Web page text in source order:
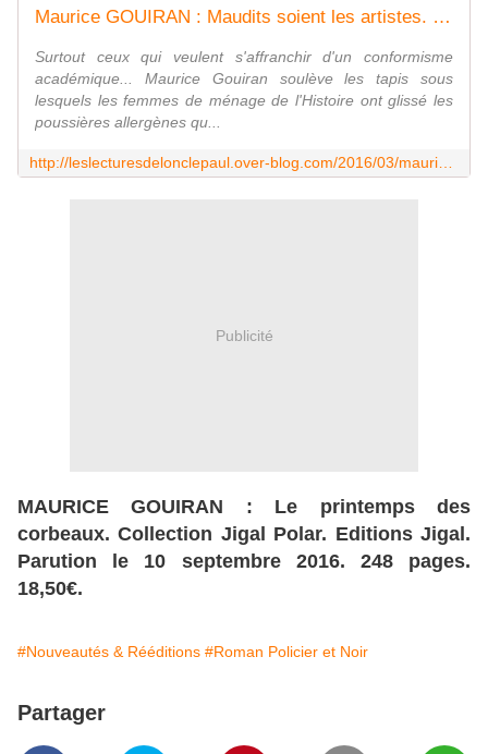
Maurice GOUIRAN : Maudits soient les artistes. - Les Lectures de l'Oncle Paul
Surtout ceux qui veulent s'affranchir d'un conformisme
académique... Maurice Gouiran soulève les tapis sous
lesquels les femmes de ménage de l'Histoire ont glissé les
poussières allergènes qu...
Publicité
MAURICE GOUIRAN : Le printemps des
corbeaux. Collection Jigal Polar. Editions Jigal.
Parution le 10 septembre 2016. 248 pages.
18,50€.
#Nouveautés & Rééditions #Roman Policier et Noir
Partager